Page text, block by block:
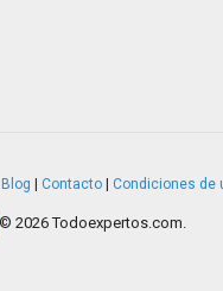
Blog Contacto Condiciones de
© 2026 Todoexpertos.com.